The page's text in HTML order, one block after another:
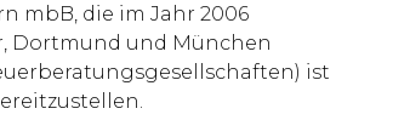
mbB, die im Jahr 2006
Dortmund und München
ist